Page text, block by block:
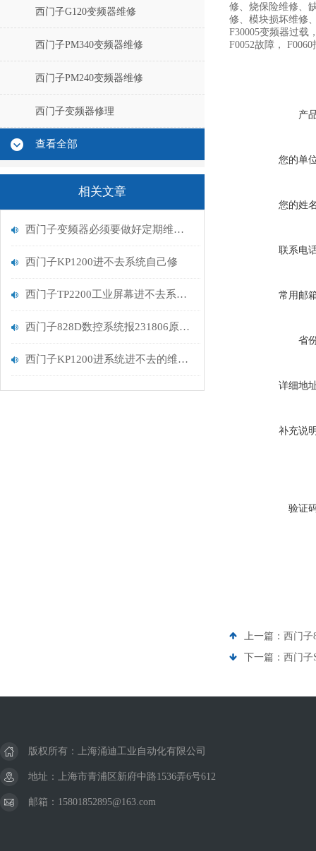
西门子G120变频器维修
西门子PM340变频器维修
西门子PM240变频器维修
西门子变频器修理
查看全部
相关文章
西门子变频器必须要做好定期维护保养
西门子KP1200进不去系统自己修
西门子TP2200工业屏幕进不去系统维修方法
西门子828D数控系统报231806原因分析
西门子KP1200进系统进不去的维修之路
修、烧保险维修、
修、模块损坏维修
F30005变频器过载
F0052故障，
产
您的单
您的姓
联系电
常用邮
省
详细地
补充说
验证
上一篇： 西门子
下一篇： 西门子
版权所有：上海涌迪工业自动化有限公司
地址：上海市青浦区新府中路1536弄6号612
邮箱：15801852895@163.com